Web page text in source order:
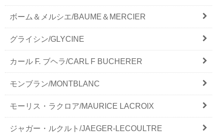
ボーム＆メルシエ/BAUME＆MERCIER
グライシン/GLYCINE
カール F. ブヘラ/CARL F BUCHERER
モンブラン/MONTBLANC
モーリス・ラクロア/MAURICE LACROIX
ジャガー・ルクルト/JAEGER-LECOULTRE